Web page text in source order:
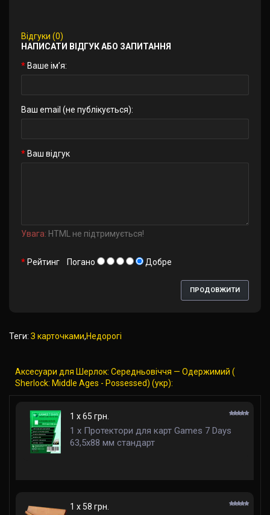
Відгуки (0)
НАПИСАТИ ВІДГУК АБО ЗАПИТАННЯ
Ваше ім’я:
Ваш email (не публікується):
Ваш відгук
Увага: HTML не підтримується!
Рейтинг Погано Добре
ПРОДОВЖИТИ
Теги: З карточками,Недорогі
Аксесуари для Шерлок: Середньовіччя — Одержимий (
Sherlock: Middle Ages - Possessed) (укр):
1 x 65 грн.
1 x Протектори для карт Games 7 Days
63,5x88 мм стандарт
1 x 58 грн.